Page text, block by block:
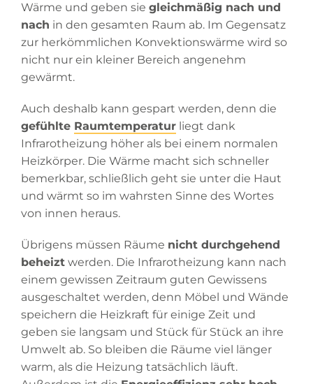
Wärme und geben sie gleichmäßig nach und
nach in den gesamten Raum ab. Im Gegensatz
zur herkömmlichen Konvektionswärme wird so
nicht nur ein kleiner Bereich angenehm
gewärmt.
Auch deshalb kann gespart werden, denn die
gefühlte Raumtemperatur liegt dank
Infrarotheizung höher als bei einem normalen
Heizkörper. Die Wärme macht sich schneller
bemerkbar, schließlich geht sie unter die Haut
und wärmt so im wahrsten Sinne des Wortes
von innen heraus.
Übrigens müssen Räume nicht durchgehend
beheizt werden. Die Infrarotheizung kann nach
einem gewissen Zeitraum guten Gewissens
ausgeschaltet werden, denn Möbel und Wände
speichern die Heizkraft für einige Zeit und
geben sie langsam und Stück für Stück an ihre
Umwelt ab. So bleiben die Räume viel länger
warm, als die Heizung tatsächlich läuft.